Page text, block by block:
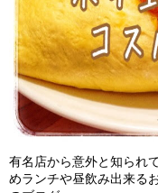
有名店から意外と知られ
めランチや昼飲み出来る